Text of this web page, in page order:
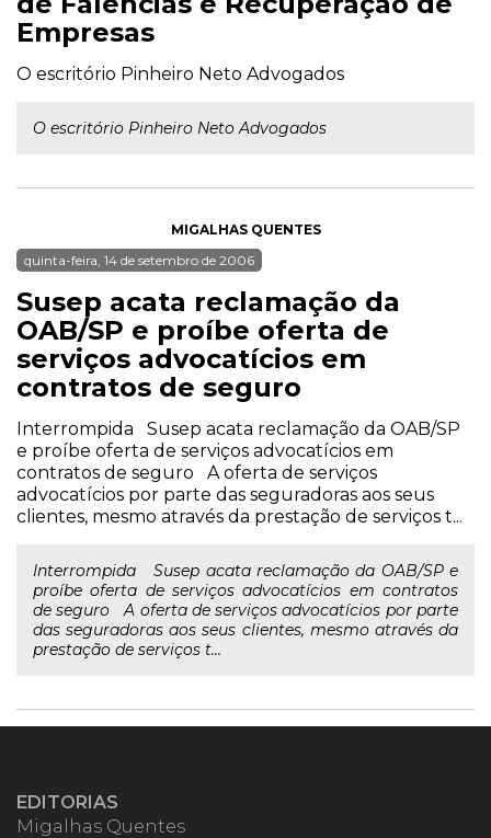
Empresas
O escritório Pinheiro Neto Advogados
O escritório Pinheiro Neto Advogados
MIGALHAS QUENTES
quinta-feira, 14 de setembro de 2006
Susep acata reclamação da
OAB/SP e proíbe oferta de
serviços advocatícios em
contratos de seguro
Interrompida Susep acata reclamação da OAB/SP
e proíbe oferta de serviços advocatícios em
contratos de seguro A oferta de serviços
advocatícios por parte das seguradoras aos seus
clientes, mesmo através da prestação de serviços t...
Interrompida Susep acata reclamação da OAB/SP e
proíbe oferta de serviços advocatícios em contratos
de seguro A oferta de serviços advocatícios por parte
das seguradoras aos seus clientes, mesmo através da
prestação de serviços t...
EDITORIAS
Migalhas Quentes